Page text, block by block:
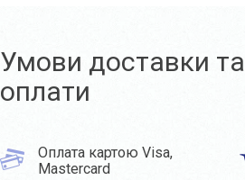
Умови доставки та
оплати
Оплата картою Visa,
Mastercard